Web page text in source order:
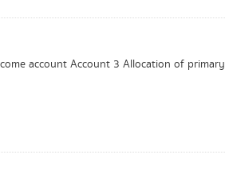
account Account 3 Allocation of primary